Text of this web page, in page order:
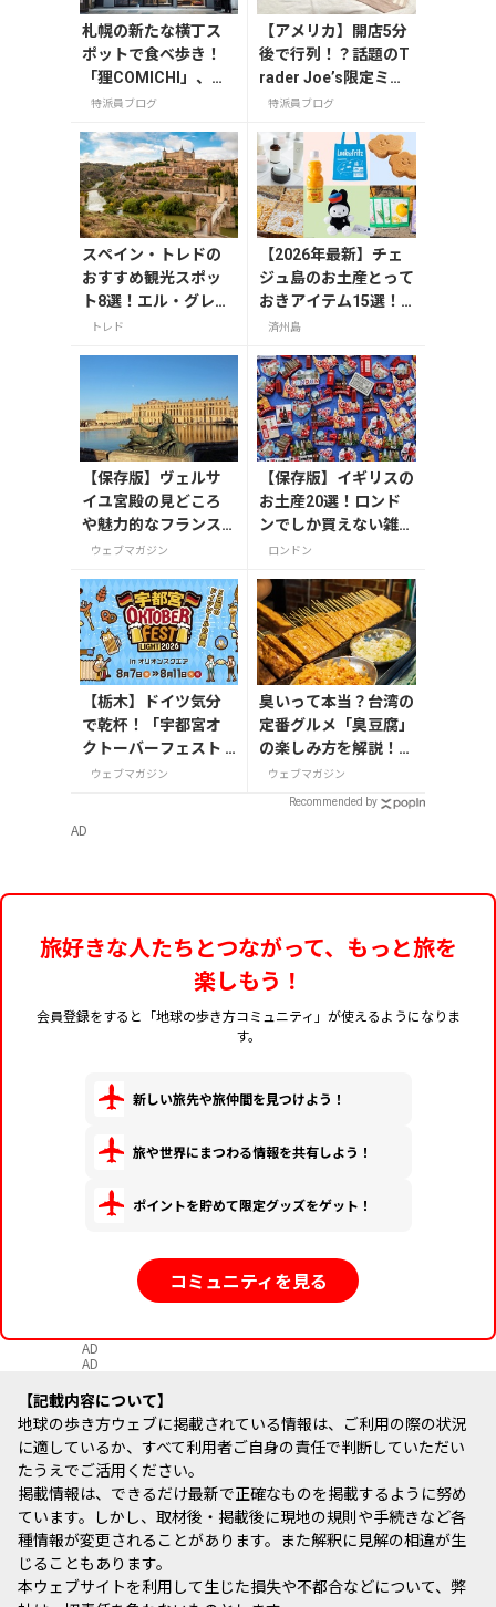
札幌の新たな横丁ス
ポットで食べ歩き！
「狸COMICHI」、狸
小路2丁目に8月30日
特派員ブログ
【アメリカ】開店5分
後で行列！？話題のT
rader Joe’s限定ミニ
トート発売日レポ
特派員ブログ
スペイン・トレドの
おすすめ観光スポッ
ト8選！エル・グレコ
の傑作や古都の魅力
トレド
【2026年最新】チェ
ジュ島のお土産とって
おきアイテム15選！
お菓子やかわいい雑
済州島
【保存版】ヴェルサ
イユ宮殿の見どころ
や魅力的なフランス
の宮殿/庭園にせまる
ウェブマガジン
【保存版】イギリスの
お土産20選！ロンド
ンでしか買えない雑
貨/お菓子/紅茶まで徹
ロンドン
【栃木】ドイツ気分
で乾杯！「宇都宮オ
クトーバーフェスト L
ight 2026」が8月7日
ウェブマガジン
臭いって本当？台湾の
定番グルメ「臭豆腐」
の楽しみ方を解説！定
番メニューとおすすめ
店も紹介
ウェブマガジン
Recommended by
AD
旅好きな人たちとつながって、もっと旅を
楽しもう！
会員登録をすると「地球の歩き方コミュニティ」が使えるようになりま
す。
新しい旅先や旅仲間を見つけよう！
旅や世界にまつわる情報を共有しよう！
ポイントを貯めて限定グッズをゲット！
コミュニティを見る
AD
AD
記載内容について
地球の歩き方ウェブに掲載されている情報は、ご利用の際の状況
に適しているか、すべて利用者ご自身の責任で判断していただい
たうえでご活用ください。
掲載情報は、できるだけ最新で正確なものを掲載するように努め
ています。しかし、取材後・掲載後に現地の規則や手続きなど各
種情報が変更されることがあります。また解釈に見解の相違が生
じることもあります。
本ウェブサイトを利用して生じた損失や不都合などについて、弊